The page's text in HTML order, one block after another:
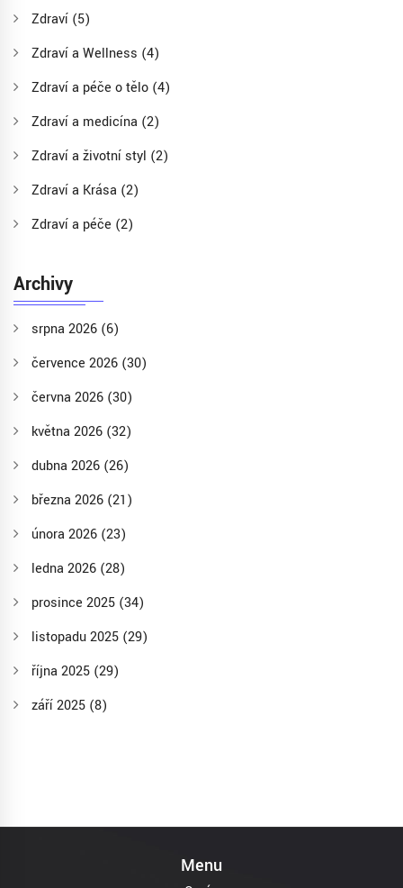
Zdraví (5)
Zdraví a Wellness (4)
Zdraví a péče o tělo (4)
Zdraví a medicína (2)
Zdraví a životní styl (2)
Zdraví a Krása (2)
Zdraví a péče (2)
Archivy
srpna 2026 (6)
července 2026 (30)
června 2026 (30)
května 2026 (32)
dubna 2026 (26)
března 2026 (21)
února 2026 (23)
ledna 2026 (28)
prosince 2025 (34)
listopadu 2025 (29)
října 2025 (29)
září 2025 (8)
Menu